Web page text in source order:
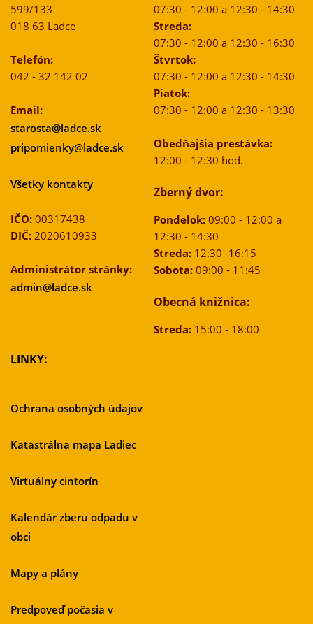
599/133
018 63 Ladce
Telefón:
042 - 32 142 02
Email:
starosta@ladce.sk
pripomienky@ladce.sk
Všetky kontakty
IČO: 00317438
DIČ: 2020610933
Administrátor stránky:
admin@ladce.sk
07:30 - 12:00 a 12:30 - 14:30
Streda:
07:30 - 12:00 a 12:30 - 16:30
Štvrtok:
07:30 - 12:00 a 12:30 - 14:30
Piatok:
07:30 - 12:00 a 12:30 - 13:30
Obedňajšia prestávka:
12:00 - 12:30 hod.
Zberný dvor:
Pondelok:09:00 - 12:00 a
12:30 - 14:30
Streda:12:30 -16:15
Sobota:09:00 - 11:45
Obecná knižnica:
Streda:15:00 - 18:00
LINKY:
Ochrana osobných údajov
Katastrálna mapa Ladiec
Virtuálny cintorín
Kalendár zberu odpadu v
obci
Mapy a plány
Predpoveď počasia v